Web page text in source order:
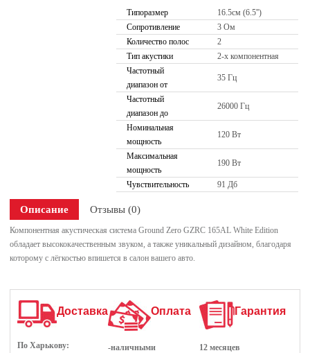
Типоразмер
16.5см (6.5'')
Сопротивление
3 Ом
Количество полос
2
Тип акустики
2-х компонентная
Частотный
диапазон от
35 Гц
Частотный
диапазон до
26000 Гц
Номинальная
мощность
120 Вт
Максимальная
мощность
190 Вт
Чувствительность 91 Дб
Описание Отзывы (0)
Компонентная акустическая система Ground Zero GZRC 165AL White Edition
обладает высококачественным звуком, а также уникальный дизайном, благодаря
которому с лёгкостью впишется в салон вашего авто.
Доставка
По Харькову:
Оплата
-наличными
Гарантия
12 месяцев